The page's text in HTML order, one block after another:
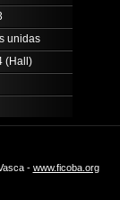
unidas
(Hall)
- www.ficoba.org